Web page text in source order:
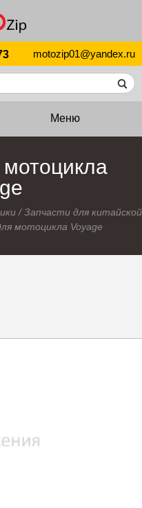
motozip01@yandex.ru
Меню
/Запчасти для китайской
мотоцикла Voyage